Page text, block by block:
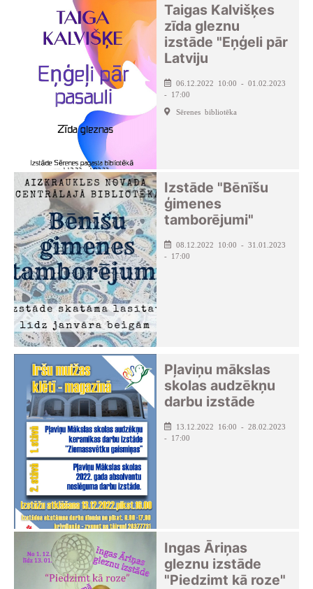
Taigas Kalvišķes
zīda gleznu
izstāde "Eņģeli pār
Latviju
06.12.2022 10:00 - 01.02.2023
- 17:00
Sērenes bibliotēka
Izstāde "Bēnīšu
ģimenes
tamborējumi"
08.12.2022 10:00 - 31.01.2023
- 17:00
Pļaviņu mākslas
skolas audzēkņu
darbu izstāde
13.12.2022 16:00 - 28.02.2023
- 17:00
Ingas Āriņas
gleznu izstāde
"Piedzimt kā roze"